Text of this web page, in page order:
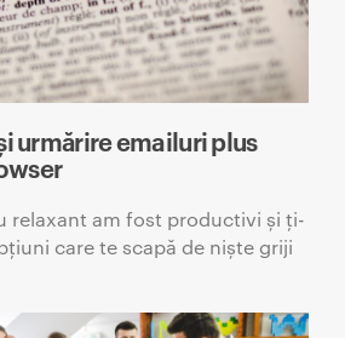
urmărire emailuri plus
relaxant am fost productivi și ți-
care te scapă de niște griji